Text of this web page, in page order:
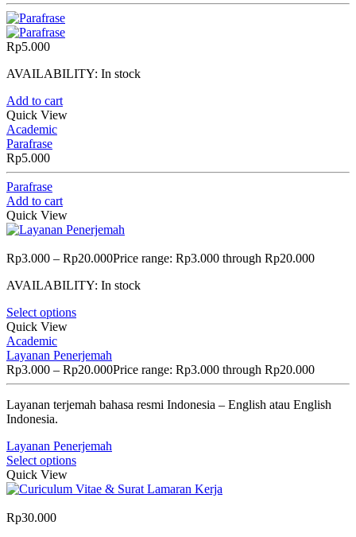
Rp5.000
AVAILABILITY: In stock
Add to cart
Quick View
Academic
Parafrase
Rp5.000
Parafrase
Add to cart
Quick View
Rp3.000 – Rp20.000Price range: Rp3.000 through Rp20.000
AVAILABILITY: In stock
Select options
Quick View
Academic
Layanan Penerjemah
Rp3.000 – Rp20.000Price range: Rp3.000 through Rp20.000
Layanan terjemah bahasa resmi Indonesia – English atau English
Indonesia.
Layanan Penerjemah
Select options
Quick View
Rp30.000